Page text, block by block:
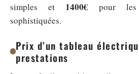
simples et 1400€ pour les
sophistiquées.
Prix d’un tableau
prestations